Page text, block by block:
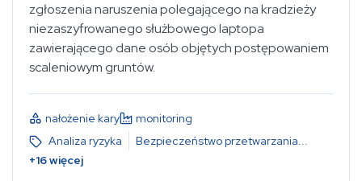
zgłoszenia naruszenia polegającego na kradzieży
niezaszyfrowanego służbowego laptopa
zawierającego dane osób objętych postępowaniem
scaleniowym gruntów.
nałożenie kary
monitoring
Analiza ryzyka
Bezpieczeństwo przetwarzania...
+16więcej